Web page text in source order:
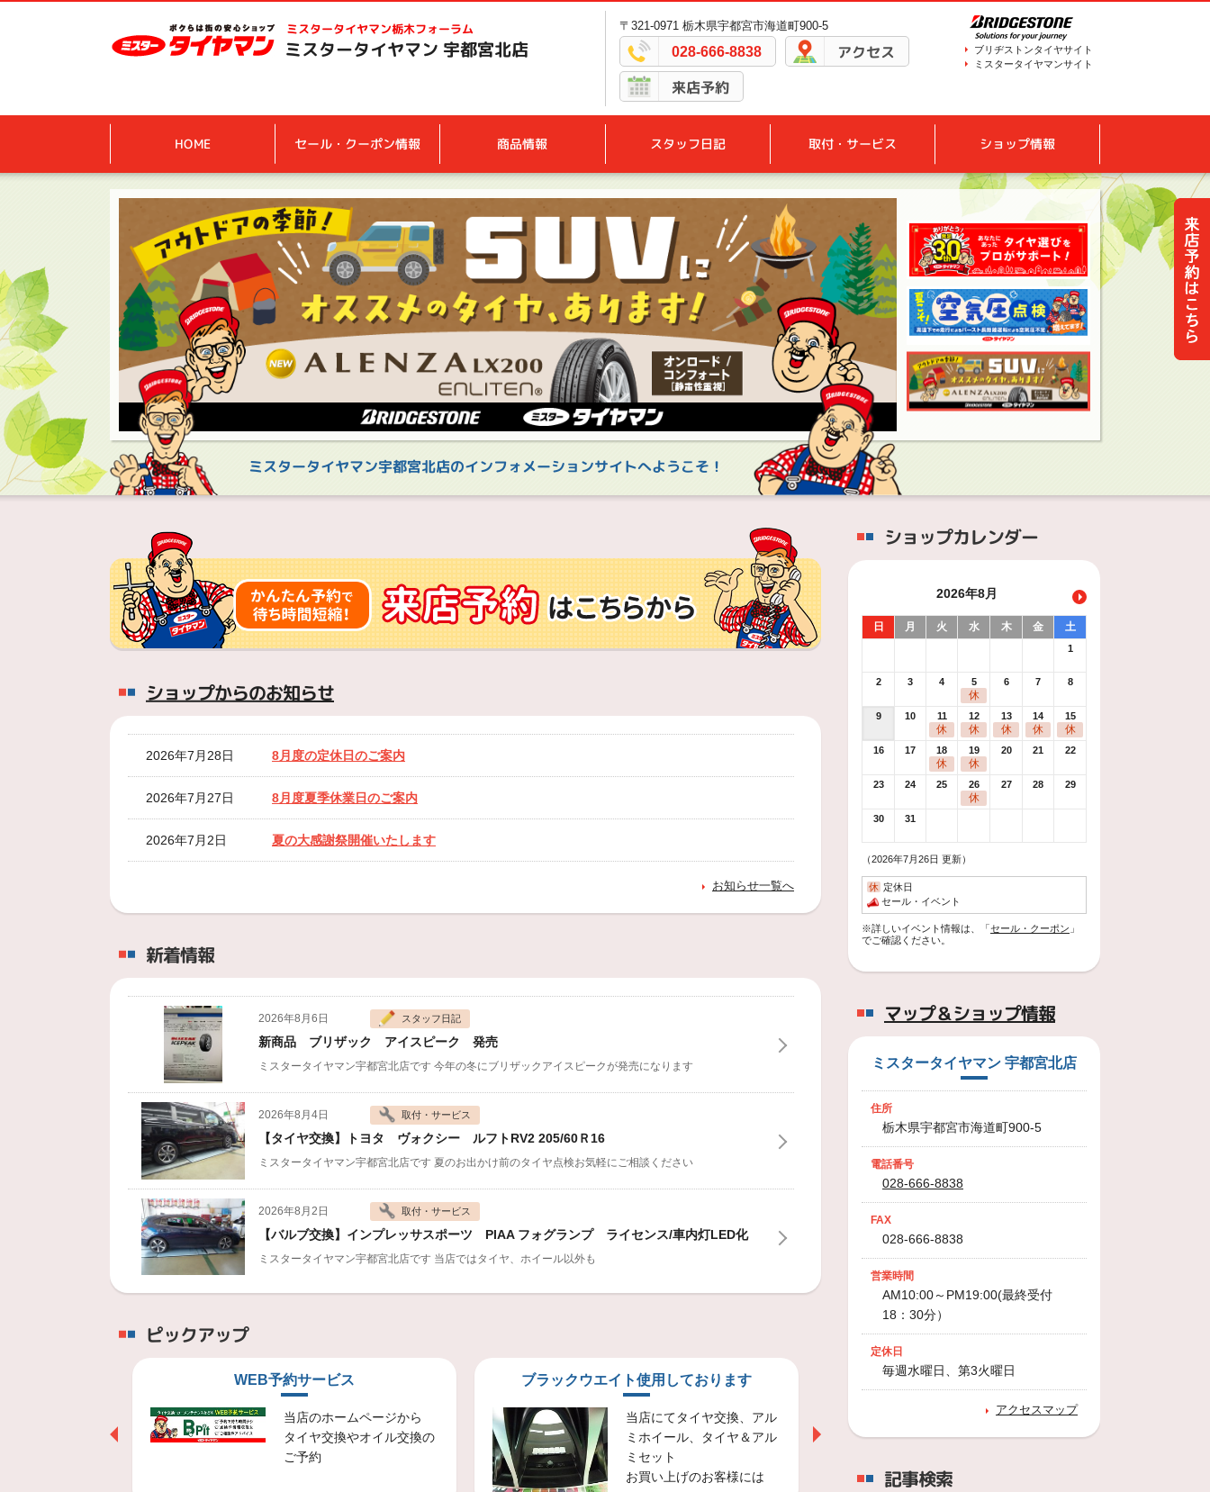
ミスタータイヤマン栃木フォーラム
ミスタータイヤマン 宇都宮北店
〒321-0971 栃木県宇都宮市海道町900-5
028-666-8838 アクセス
来店予約
ブリヂストンタイヤサイト
ミスタータイヤマンサイト
HOME セール・クーポン情報 商品情報 スタッフ日記 取付・サービス ショップ情報
ミスタータイヤマン宇都宮北店のインフォメーションサイトへようこそ！
ショップからのお知らせ
2026年7月28日 8月度の定休日のご案内
2026年7月27日 8月度夏季休業日のご案内
2026年7月2日 夏の大感謝祭開催いたします
2026年5月9日
2026年4月23日 5月ゴールデンウイークの営業日のお知らせ
2026年3月31日 4月度の定休日のご案内
2026年3月5日 春の大感謝祭開催
2026年2月26日 3月の定休日のご案内
お知らせ一覧へ
新着情報
2026年8月6日 スタッフ日記
新商品 ブリザック アイスピーク 発売
ミスタータイヤマン宇都宮北店です 今年の冬にブリザックアイスピークが発売になります
2026年8月4日 取付・サービス
【タイヤ交換】トヨタ ヴォクシー ルフトRV2 205/60Ｒ16
ミスタータイヤマン宇都宮北店です 夏のお出かけ前のタイヤ点検お気軽にご相談ください
2026年8月2日 取付・サービス
【バルブ交換】インプレッサスポーツ PIAA フォグランプ ライセンス/車内灯LED化
ミスタータイヤマン宇都宮北店です 当店ではタイヤ、ホイール以外も
アレンザ ＬＸ200
ピックアップ
WEB予約サービス
当店のホームページから
タイヤ交換やオイル交換の
ご予約
ブラックウエイト使用しております
当店にてタイヤ交換、アル
ミホイール、タイヤ＆アル
ミセット
お買い上げのお客様には
センターフィットサービス
ブリヂストンが開発したタ
イヤ取付技術です
ショップカレンダー
2026年8月
日 月 火 水 木 金 土
1
2 3 4 5
休
6 7 8
9 10 11
休
12
休
13
休
14
休
15
休
16 17 18
休
19
休
20 21 22
23 24 25 26
休
27 28 29
30 31
（2026年7月26日 更新）
休 定休日
セール・イベント
※詳しいイベント情報は、「セール・クーポン 」
でご確認ください。
マップ＆ショップ情報
ミスタータイヤマン 宇都宮北店
住所
栃木県宇都宮市海道町900-5
電話番号
028-666-8838
FAX
028-666-8838
営業時間
AM10:00～PM19:00(最終受付
18：30分）
定休日
毎週水曜日、第3火曜日
アクセスマップ
記事検索